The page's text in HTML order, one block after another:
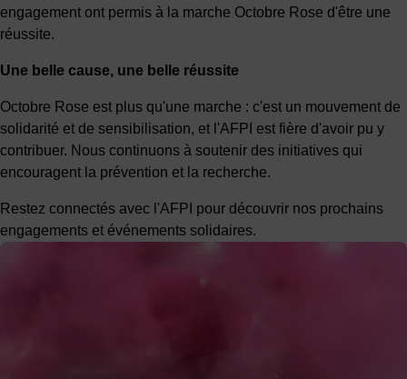
engagement ont permis à la marche Octobre Rose d'être une
réussite.
Une belle cause, une belle réussite
Octobre Rose est plus qu'une marche : c'est un mouvement de
solidarité et de sensibilisation, et l'AFPI est fière d'avoir pu y
contribuer. Nous continuons à soutenir des initiatives qui
encouragent la prévention et la recherche.
Restez connectés avec l'AFPI pour découvrir nos prochains
engagements et événements solidaires.